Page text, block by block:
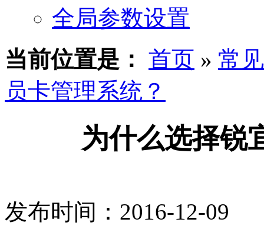
全局参数设置
当前位置是： 首页 » 常
员卡管理系统？
为什么选择锐
发布时间：2016-12-09